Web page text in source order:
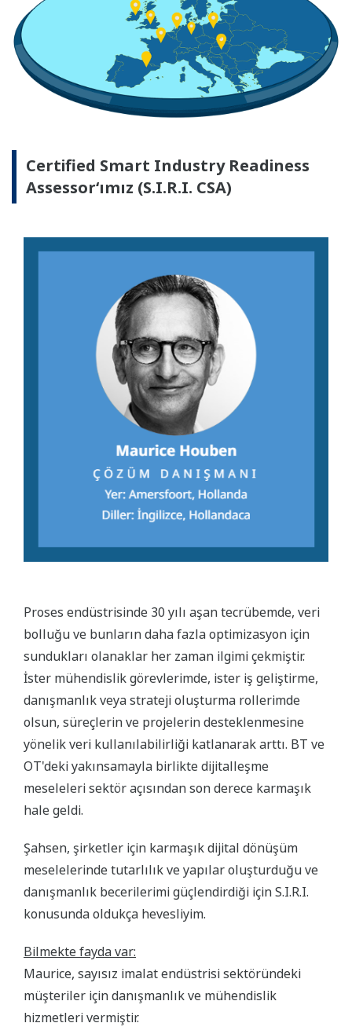
Certified Smart Industry Readiness
Assessor‘ımız (S.I.R.I. CSA)
Proses endüstrisinde 30 yılı aşan tecrübemde, veri
bolluğu ve bunların daha fazla optimizasyon için
sundukları olanaklar her zaman ilgimi çekmiştir.
İster mühendislik görevlerimde, ister iş geliştirme,
danışmanlık veya strateji oluşturma rollerimde
olsun, süreçlerin ve projelerin desteklenmesine
yönelik veri kullanılabilirliği katlanarak arttı. BT ve
OT'deki yakınsamayla birlikte dijitalleşme
meseleleri sektör açısından son derece karmaşık
hale geldi.
Şahsen, şirketler için karmaşık dijital dönüşüm
meselelerinde tutarlılık ve yapılar oluşturduğu ve
danışmanlık becerilerimi güçlendirdiği için S.I.R.I.
konusunda oldukça hevesliyim.
Bilmekte fayda var:
Maurice, sayısız imalat endüstrisi sektöründeki
müşteriler için danışmanlık ve mühendislik
hizmetleri vermiştir.